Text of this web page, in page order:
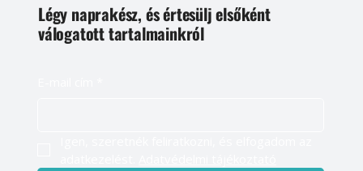
Légy naprakész, és értesülj elsőként
válogatott tartalmainkról